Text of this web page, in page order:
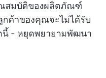
ณสมบัติของผลิตภัณฑ์
ค้าของคุณจะไม่ได้รับ
นี้ - หยุดพยายามพัฒนา